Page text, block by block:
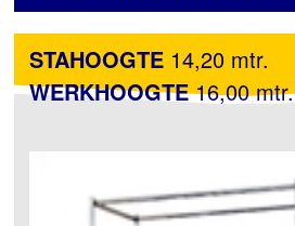
STAHOOGTE14,20 mtr.
WERKHOOGTE16,00 mtr.